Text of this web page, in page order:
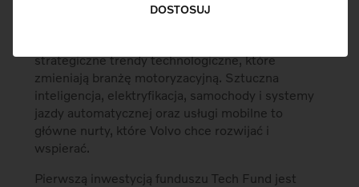
DOSTOSUJ
strategiczne trendy technologiczne, które
zmieniają branżę motoryzacyjną. Sztuczna
inteligencja, elektryfikacja, samochody i systemy
jazdy automatycznej oraz usługi mobilne to
główne nurty, które Volvo chce rozwijać i
wspierać.
Pierwszą inwestycją funduszu Tech Fund jest